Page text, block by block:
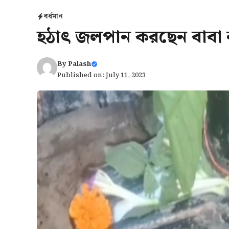
বর্ধমান
হঠাৎ জলপান করছেন বাবা
ByPalash
Published on: July 11, 2023